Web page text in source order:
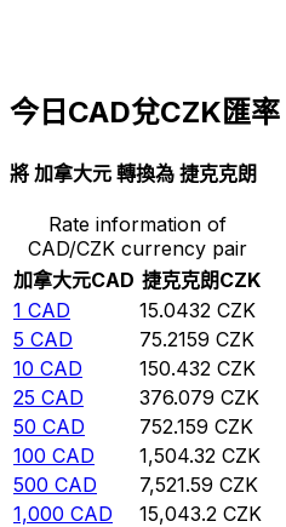
今日CAD兌CZK匯率
將 加拿大元 轉換為 捷克克朗
Rate information of
CAD/CZK currency pair
加拿大元CAD 捷克克朗CZK
1 CAD 15.0432 CZK
5 CAD 75.2159 CZK
10 CAD 150.432 CZK
25 CAD 376.079 CZK
50 CAD 752.159 CZK
100 CAD 1,504.32 CZK
500 CAD 7,521.59 CZK
1,000 CAD 15,043.2 CZK